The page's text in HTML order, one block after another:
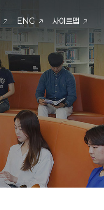
ENG 사이트맵